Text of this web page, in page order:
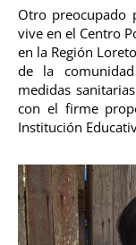
Otro preocupado
vive en el Centro
en la Región
de la
medidas
con el firme
Institución